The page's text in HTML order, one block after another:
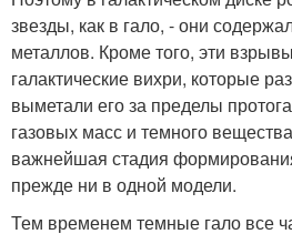
звезды, как в гало, - они
металлов. Кроме того, эти
галактические вихри, которые
выметали его за пределы
газовых масс и темного
важнейшая стадия
прежде ни в одной модели.
Тем временем темные гало все